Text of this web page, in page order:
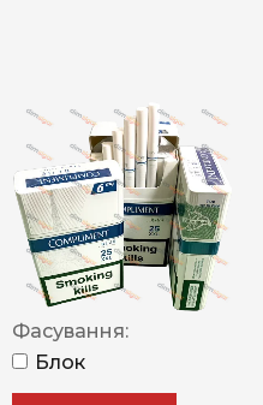
Фасування:
Блок